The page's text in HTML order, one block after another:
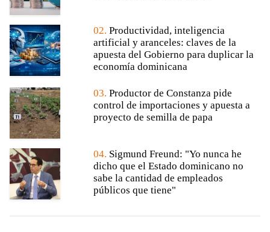
02. Productividad, inteligencia
artificial y aranceles: claves de la
apuesta del Gobierno para duplicar la
economía dominicana
03. Productor de Constanza pide
control de importaciones y apuesta a
proyecto de semilla de papa
04. Sigmund Freund: "Yo nunca he
dicho que el Estado dominicano no
sabe la cantidad de empleados
públicos que tiene"